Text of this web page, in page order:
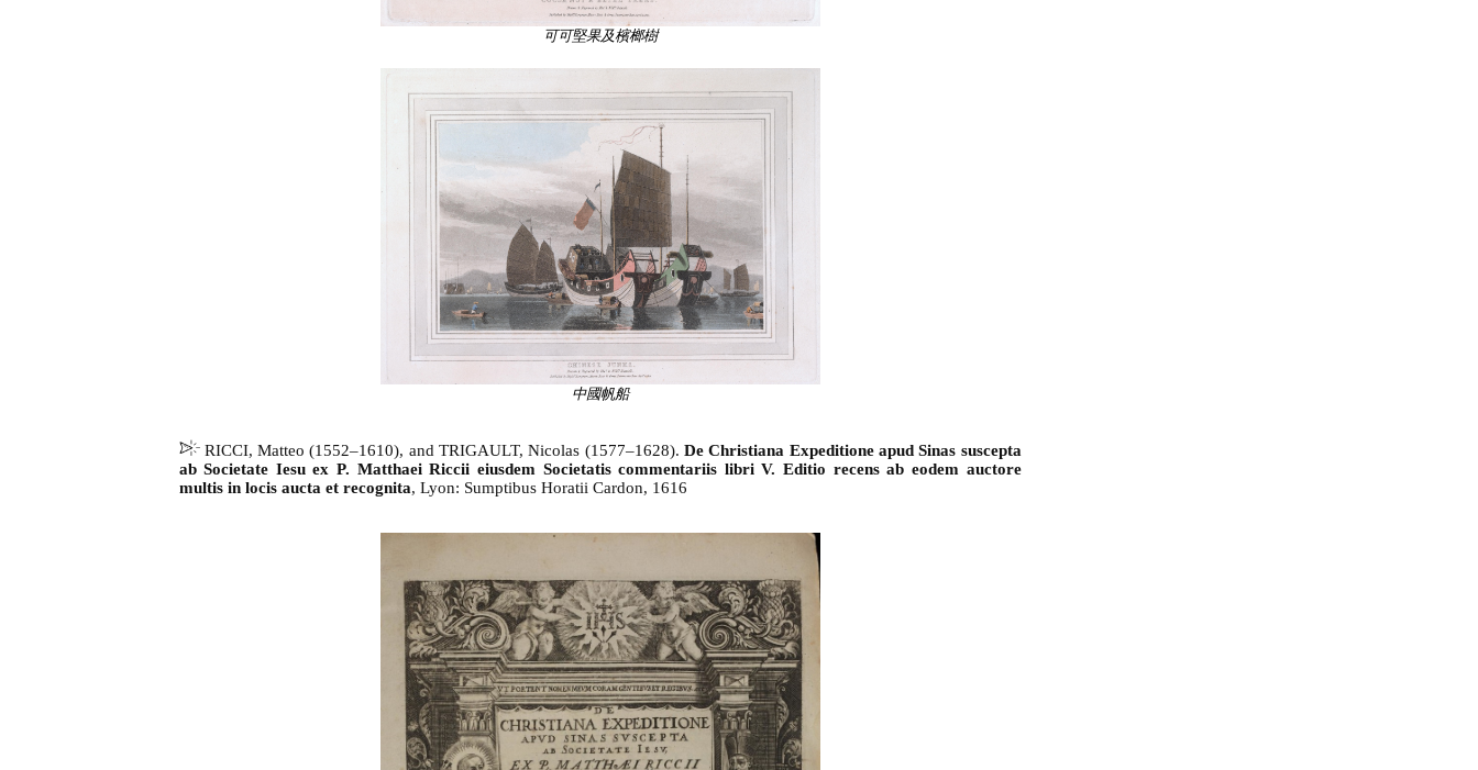
可可堅果及檳榔樹
中國帆船
RICCI, Matteo (1552–1610), and TRIGAULT, Nicolas (1577–1628). De Christiana Expeditione apud Sinas suscepta
ab Societate Iesu ex P. Matthaei Riccii eiusdem Societatis commentariis libri V. Editio recens ab eodem auctore
multis in locis aucta et recognita, Lyon: Sumptibus Horatii Cardon, 1616